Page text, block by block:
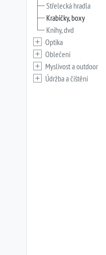
Střelecká hradla
Krabičky, boxy
Knihy, dvd
Optika
Oblečení
Myslivost a outdoor
Údržba a čištění